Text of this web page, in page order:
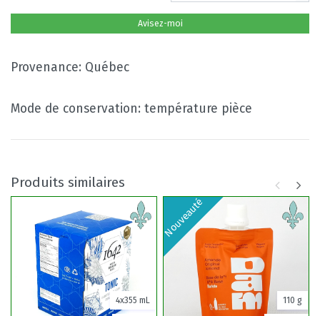
Avisez-moi
Provenance: Québec
Mode de conservation: température pièce
Produits similaires
4x355 mL
Nouveauté
110 g